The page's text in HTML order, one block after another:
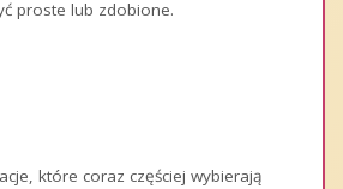
proste lub zdobione.
które coraz częściej wybierają